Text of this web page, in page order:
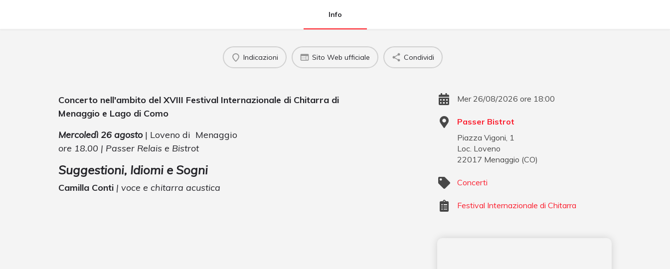
Info
Indicazioni Sito Web ufficiale Condividi
Concerto nell'ambito del XVIII Festival Internazionale di Chitarra di
Menaggio e Lago di Como
Mercoledì 26 agosto| Loveno di Menaggio
ore 18.00 | Passer Relais e Bistrot
Suggestioni, Idiomi e Sogni
Camilla Conti | voce e chitarra acustica
Mer 26/08/2026 ore 18:00
Passer Bistrot
Piazza Vigoni, 1
Loc. Loveno
22017 Menaggio (CO)
Concerti
Festival Internazionale di Chitarra